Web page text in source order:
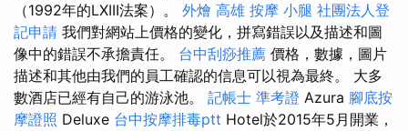
（1992年的LXIII法案）。 外燴 高雄 按摩 小腿 社團法人登
記申請 我們對網站上價格的變化，拼寫錯誤以及描述和圖
像中的錯誤不承擔責任。 台中刮痧推薦 價格，數據，圖片
描述和其他由我們的員工確認的信息可以視為最終。 大多
數酒店已經有自己的游泳池。 記帳士 準考證 Azura 腳底按
摩證照 Deluxe 台中按摩排毒ptt Hotel於2015年5月開業，